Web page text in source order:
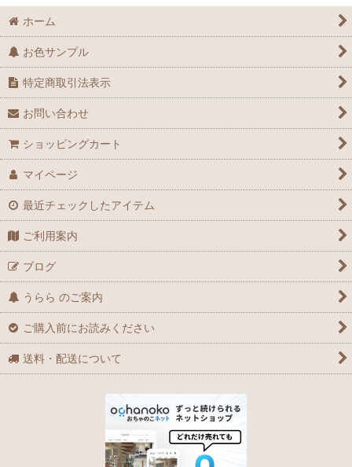
ホーム
お色サンプル
特定商取引法表示
お問い合わせ
ショッピングカート
マイページ
最近チェックしたアイテム
ご利用案内
ブログ
うらら のご案内
ご購入前にお読みください
送料・配送について